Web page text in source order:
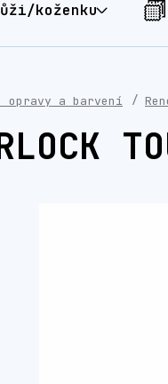
koženku
opravy a barvení